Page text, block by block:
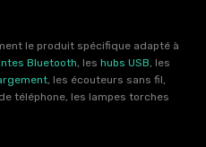
le produit spécifique adapté à
Bluetooth , les hubs USB , les
, les écouteurs sans fil,
téléphone, les lampes torches